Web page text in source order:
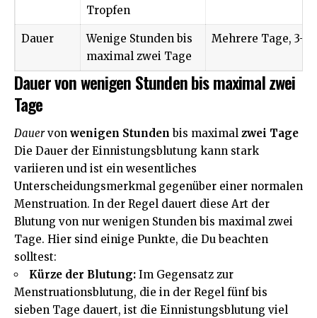
Tropfen
Dauer
Wenige Stunden bis
maximal zwei Tage
Mehrere Tage, 3-7
Dauer von wenigen Stunden bis maximal zwei
Tage
Dauervon wenigen Stunden bis maximal zwei Tage
Die Dauer der Einnistungsblutung kann stark
variieren und ist ein wesentliches
Unterscheidungsmerkmal gegenüber einer normalen
Menstruation. In der Regel dauert diese Art der
Blutung von nur wenigen Stunden bis maximal zwei
Tage. Hier sind einige Punkte, die Du beachten
solltest:
Kürze der Blutung: Im Gegensatz zur
Menstruationsblutung, die in der Regel fünf bis
sieben Tage dauert, ist die Einnistungsblutung viel